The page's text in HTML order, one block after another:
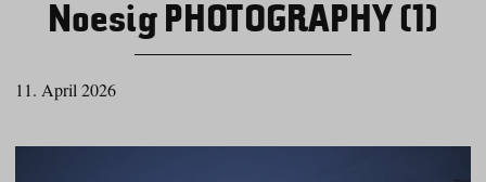
Noesig PHOTOGRAPHY (1)
11. April 2026